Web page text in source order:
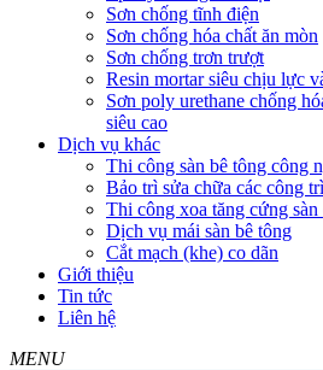
Sơn chống tĩnh điện
Sơn chống hóa chất ăn mòn
Sơn chống trơn trượt
Resin mortar siêu chịu lực
Sơn poly urethane chống
siêu cao
Dịch vụ khác
Thi công sàn bê tông công
Bảo trì sửa chữa các công
Thi công xoa tăng cứng
Dịch vụ mái sàn bê tông
Cắt mạch (khe) co dãn
Giới thiệu
Tin tức
Liên hệ
MENU